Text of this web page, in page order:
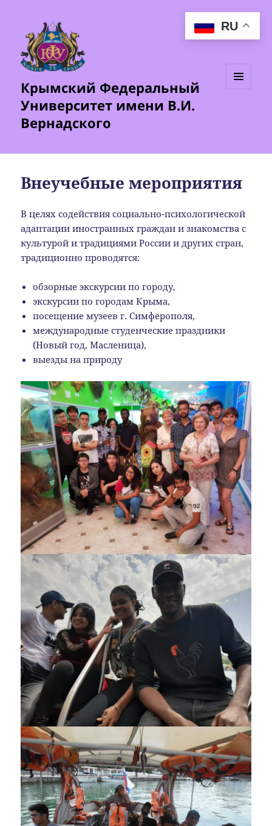
Крымский Федеральный
Университет имени В.И.
Вернадского
Внеучебные мероприятия
В целях содействия социально-психологической
адаптации иностранных граждан и знакомства с
культурой и традициями России и других стран,
традиционно проводятся:
обзорные экскурсии по городу,
экскурсии по городам Крыма,
посещение музеев г. Симферополя,
международные студенческие праздники
(Новый год, Масленица),
выезды на природу
RU